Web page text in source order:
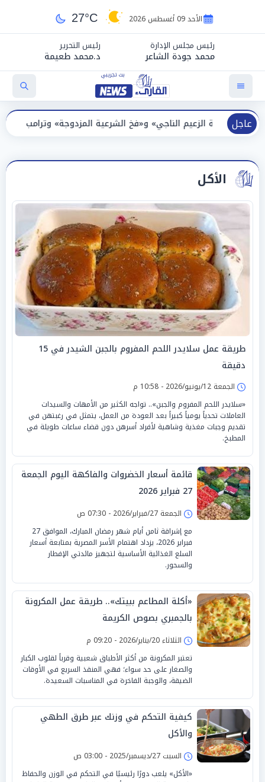
الأحد 09 أغسطس 2026 27°C
رئيس مجلس الإدارة
محمد جودة الشاعر
رئيس التحرير
د.محمد طعيمة
عاجلالناجي» و«فخ الشرعية المزدوجة» وترامب ينأى بنفسه وحليفه
الأكل
طريقة عمل سلايدر اللحم المفروم بالجبن الشيدر في 15
دقيقة
الجمعة 12/يونيو/2026 - 10:58 م
«سلايدر اللحم المفروم والجبن».. تواجه الكثير من الأمهات والسيدات
العاملات تحدياً يومياً كبيراً بعد العودة من العمل، يتمثل في رغبتهن في
تقديم وجبات مغذية وشاهية لأفراد أسرهن دون قضاء ساعات طويلة في
المطبخ.
قائمة أسعار الخضروات والفاكهة اليوم الجمعة
27 فبراير 2026
الجمعة 27/فبراير/2026 - 07:30 ص
مع إشراقة ثامن أيام شهر رمضان المبارك، الموافق 27
فبراير 2026، يزداد اهتمام الأسر المصرية بمتابعة أسعار
السلع الغذائية الأساسية لتجهيز مائدتي الإفطار
والسحور.
«أكلة المطاعم ببيتك».. طريقة عمل المكرونة
بالجمبري بصوص الكريمة
الثلاثاء 20/يناير/2026 - 09:20 م
تعتبر المكرونة من أكثر الأطباق شعبية وقرباً لقلوب الكبار
والصغار على حد سواء؛ فهي المنقذ السريع في الأوقات
الضيقة، والوجبة الفاخرة في المناسبات السعيدة.
كيفية التحكم في وزنك عبر طرق الطهي
والأكل
السبت 27/ديسمبر/2025 - 03:00 ص
«الأكل» يلعب دورًا رئيسيًا في التحكم في الوزن والحفاظ